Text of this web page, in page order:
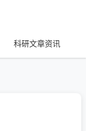
科研文章资讯